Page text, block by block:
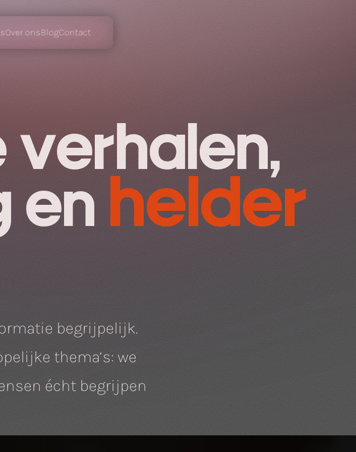
Over onsBlogContact
en helder
begrijpelijk.
thema’s: we
écht begrijpen